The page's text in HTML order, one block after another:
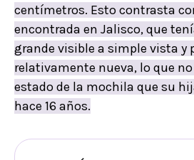
centímetros. Esto contrasta
encontrada en Jalisco, que
grande visible a simple vista y
relativamente nueva, lo que
estado de la mochila que su
hace 16 años.